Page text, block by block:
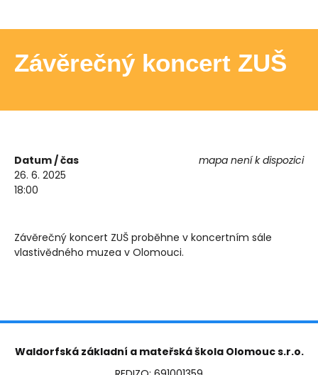
Závěrečný koncert ZUŠ
mapa není k dispozici
Datum / čas
26. 6. 2025
18:00
Závěrečný koncert ZUŠ proběhne v koncertním sále
vlastivědného muzea v Olomouci.
Waldorfská základní a mateřská škola Olomouc s.r.o.